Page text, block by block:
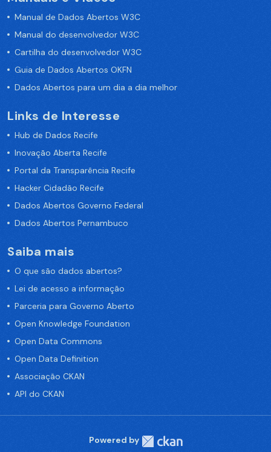
Manual de Dados Abertos W3C
Manual do desenvolvedor W3C
Cartilha do desenvolvedor W3C
Guia de Dados Abertos OKFN
Dados Abertos para um dia a dia melhor
Links de Interesse
Hub de Dados Recife
Inovação Aberta Recife
Portal da Transparência Recife
Hacker Cidadão Recife
Dados Abertos Governo Federal
Dados Abertos Pernambuco
Saiba mais
O que são dados abertos?
Lei de acesso a informação
Parceria para Governo Aberto
Open Knowledge Foundation
Open Data Commons
Open Data Definition
Associação CKAN
API do CKAN
Powered by